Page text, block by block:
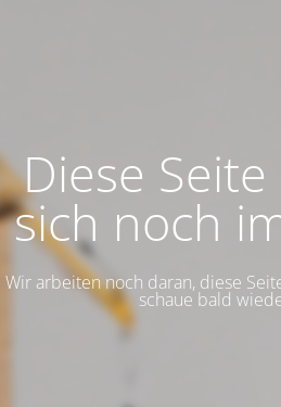
Diese
sich noch
Wir arbeiten noch daran, diese
schaue bald